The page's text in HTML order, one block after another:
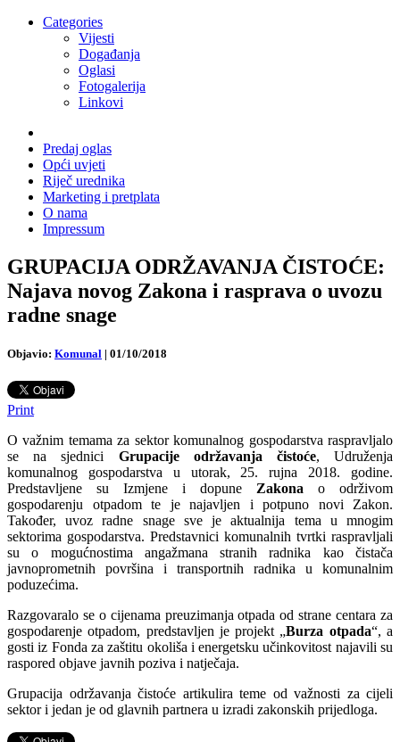
Categories
Vijesti
Događanja
Oglasi
Fotogalerija
Linkovi
Predaj oglas
Opći uvjeti
Riječ urednika
Marketing i pretplata
O nama
Impressum
GRUPACIJA ODRŽAVANJA ČISTOĆE:
Najava novog Zakona i rasprava o uvozu
radne snage
Objavio: Komunal | 01/10/2018
Print
O važnim temama za sektor komunalnog gospodarstva raspravljalo
se na sjednici Grupacije održavanja čistoće, Udruženja
komunalnog gospodarstva u utorak, 25. rujna 2018. godine.
Predstavljene su Izmjene i dopune Zakona o održivom
gospodarenju otpadom te je najavljen i potpuno novi Zakon.
Također, uvoz radne snage sve je aktualnija tema u mnogim
sektorima gospodarstva. Predstavnici komunalnih tvrtki raspravljali
su o mogućnostima angažmana stranih radnika kao čistača
javnoprometnih površina i transportnih radnika u komunalnim
poduzećima.
Razgovaralo se o cijenama preuzimanja otpada od strane centara za
gospodarenje otpadom, predstavljen je projekt „Burza otpada“, a
gosti iz Fonda za zaštitu okoliša i energetsku učinkovitost najavili su
raspored objave javnih poziva i natječaja.
Grupacija održavanja čistoće artikulira teme od važnosti za cijeli
sektor i jedan je od glavnih partnera u izradi zakonskih prijedloga.